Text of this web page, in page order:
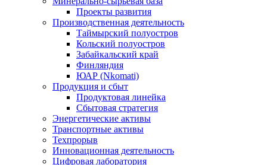
Проекты развития
Производственная деятельность
Таймырский полуостров
Кольский полуостров
Забайкальский край
Финляндия
ЮАР (Nkomati)
Продукция и сбыт
Продуктовая линейка
Сбытовая стратегия
Энергетические активы
Транспортные активы
Техпрорыв
Инновационная деятельность
Цифровая лаборатория